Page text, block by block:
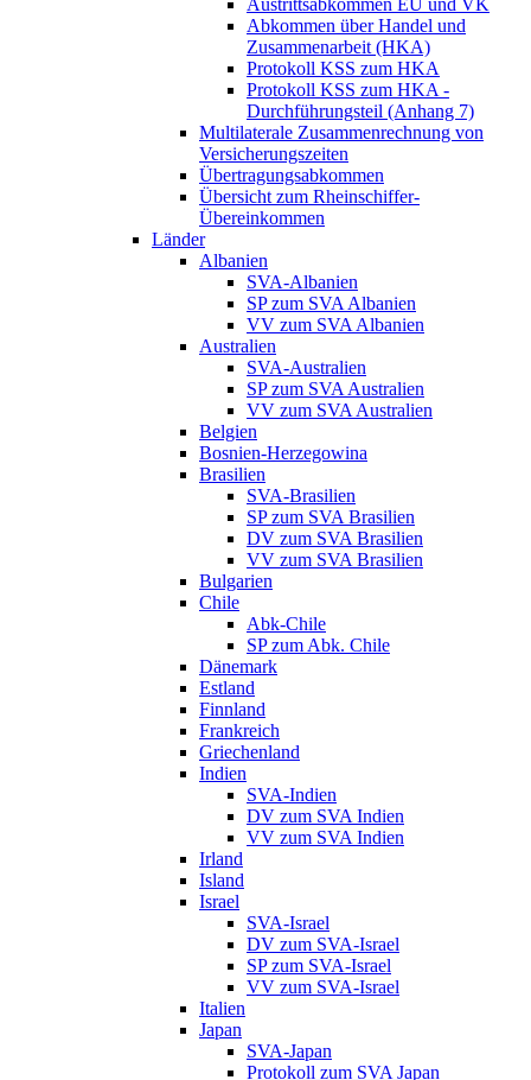
Abkommen über Handel und
Zusammenarbeit (HKA)
Protokoll KSS zum HKA
Protokoll KSS zum HKA -
Durchführungsteil (Anhang 7)
Multilaterale Zusammenrechnung von
Versicherungszeiten
Übertragungsabkommen
Übersicht zum Rheinschiffer-
Übereinkommen
Länder
Albanien
SVA-Albanien
SP zum SVA Albanien
VV zum SVA Albanien
Australien
SVA-Australien
SP zum SVA Australien
VV zum SVA Australien
Belgien
Bosnien-Herzegowina
Brasilien
SVA-Brasilien
SP zum SVA Brasilien
DV zum SVA Brasilien
VV zum SVA Brasilien
Bulgarien
Chile
Abk-Chile
SP zum Abk. Chile
Dänemark
Estland
Finnland
Frankreich
Griechenland
Indien
SVA-Indien
DV zum SVA Indien
VV zum SVA Indien
Irland
Island
Israel
SVA-Israel
DV zum SVA-Israel
SP zum SVA-Israel
VV zum SVA-Israel
Italien
Japan
SVA-Japan
Protokoll zum SVA Japan